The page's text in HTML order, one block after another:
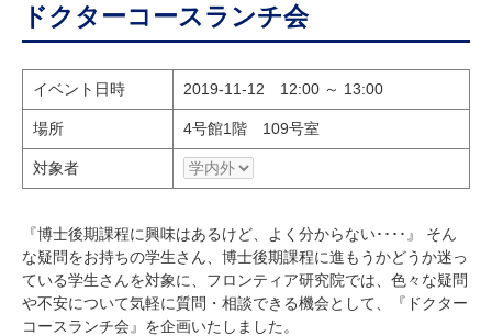
研究・産学官連携
国際交流
研究・教員Navi
受験生 在学生
卒業生
企業・研究者
地域・一般
寄附のお願い
ドクターコースランチ会
イベント日時 2019-11-12 12:00 ～ 13:00
場所 4号館1階 109号室
対象者
『博士後期課程に興味はあるけど、よく分からない････』 そん
な疑問をお持ちの学生さん、博士後期課程に進もうかどうか迷っ
ている学生さんを対象に、フロンティア研究院では、色々な疑問
や不安について気軽に質問・相談できる機会として、『ドクター
コースランチ会』を企画いたしました。